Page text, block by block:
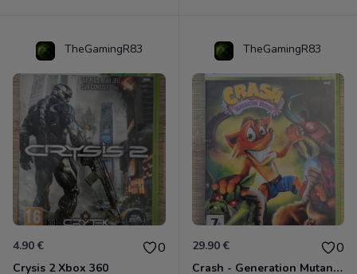
TheGamingR83
4.90 € 0
Crysis 2 Xbox 360
TheGamingR83
29.90 € 0
Crash - Generation Mutant Xbox 360